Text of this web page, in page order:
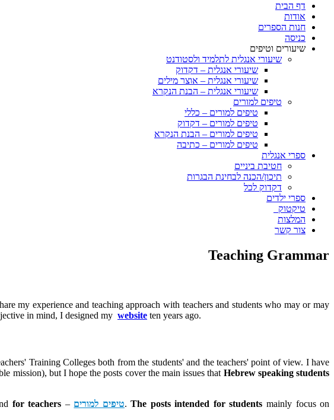
דף הבית
אודות
חנות הספרים
כניסה
שיעורים וטיפים
שיעורי אנגלית לתלמיד ולסטודנט
שיעורי אנגלית – דקדוק
שיעורי אנגלית – אוצר מילים
שיעורי אנגלית – הבנת הנקרא
טיפים למורים
טיפים למורים – כללי
טיפים למורים – דקדוק
טיפים למורים – הבנת הנקרא
טיפים למורים – כתיבה
ספרי אנגלית
חטיבת ביניים
תיכון/הכנה לבחינת הבגרות
דקדוק לכל
ספרי ילדים
טיקטוק
המלצות
צור קשר
Teaching Grammar
my experience and teaching approach with teachers and students who may or may
in mind, I designed my website ten years ago.
Training Colleges both from the students' and the teachers' point of view. I have
mission), but I hope the posts cover the main issues that Hebrew speaking students
for teachers – טיפים למורים.The posts intended for students mainly focus on